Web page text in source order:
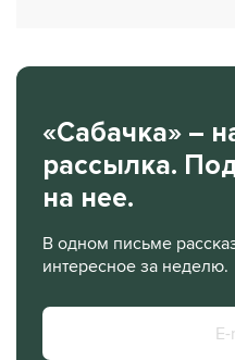
«Сабачка» –
рассылка.
на нее.
В одном письме
интересное за неделю.